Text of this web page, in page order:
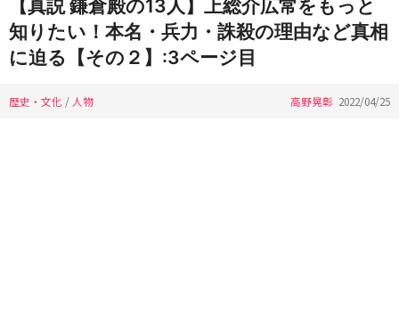
【真説 鎌倉殿の13人】上総介広常をもっと
知りたい！本名・兵力・誅殺の理由など真相
に迫る【その２】:3ページ目
歴史・文化 / 人物 高野晃彰 2022/04/25